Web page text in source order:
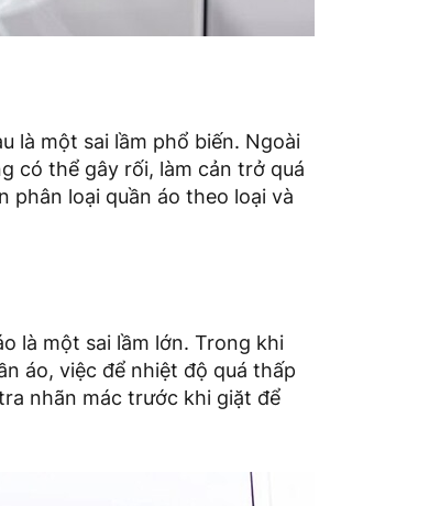
là một sai lầm phổ biến. Ngoài
có thể gây rối, làm cản trở quá
phân loại quần áo theo loại và
là một sai lầm lớn. Trong khi
áo, việc để nhiệt độ quá thấp
nhãn mác trước khi giặt để